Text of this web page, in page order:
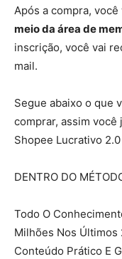
Após a compra, você
meio da área de
inscrição, você vai
mail.
Segue abaixo o que
comprar, assim
Shopee Lucrativo
DENTRO DO
Todo O
Milhões Nos Últimos
Conteúdo Prático E